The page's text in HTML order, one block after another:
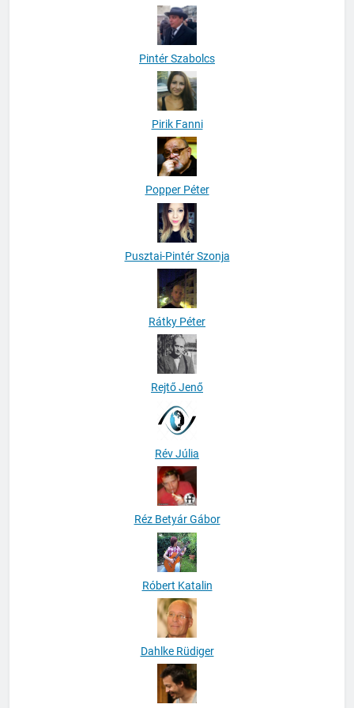
Pintér Szabolcs
Pirik Fanni
Popper Péter
Pusztai-Pintér Szonja
Rátky Péter
Rejtő Jenő
Rév Júlia
Réz Betyár Gábor
Róbert Katalin
Dahlke Rüdiger